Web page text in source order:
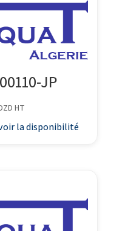
JP
HT
la disponibilité